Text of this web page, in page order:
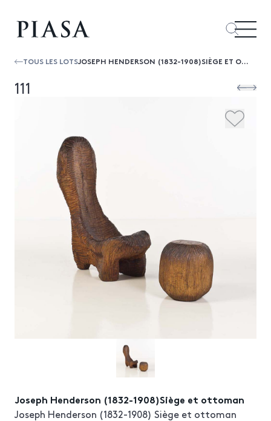
TOUS LES LOTS JOSEPH HENDERSON (1832-1908)SIÈGE ET OTTOMAN
111
Joseph Henderson (1832-1908)Siège et ottoman
Joseph Henderson (1832-1908) Siège et ottoman